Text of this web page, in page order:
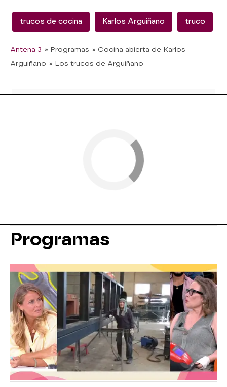
trucos de cocina Karlos Arguiñano truco
Antena 3 » Programas » Cocina abierta de Karlos
Arguiñano » Los trucos de Arguiñano
Programas